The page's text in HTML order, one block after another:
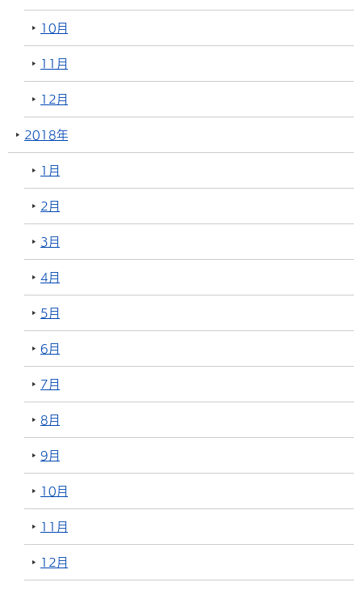
10月
11月
12月
2018年
1月
2月
3月
4月
5月
6月
7月
8月
9月
10月
11月
12月